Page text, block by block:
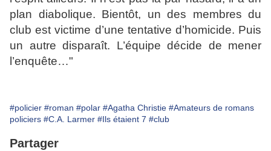
plan diabolique. Bientôt, un des membres du
club est victime d’une tentative d’homicide. Puis
un autre disparaît. L’équipe décide de mener
l’enquête…"
#policier #roman #polar #Agatha Christie #Amateurs de romans
policiers #C.A. Larmer #Ils étaient 7 #club
Partager